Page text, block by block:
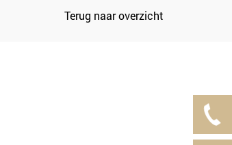
Terug naar overzicht